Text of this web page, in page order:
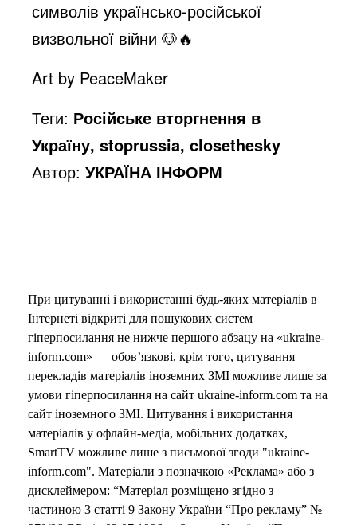
символів українсько-російської
визвольної війни 🐶🔥
Art by PeaceMaker
Теги: Російське вторгнення в
Україну, stoprussia, closethesky
Автор:УКРАЇНА ІНФОРМ
При цитуванні і використанні будь-яких матеріалів в
Інтернеті відкриті для пошукових систем
гіперпосилання не нижче першого абзацу на «ukraine-
inform.com» — обов’язкові, крім того, цитування
перекладів матеріалів іноземних ЗМІ можливе лише за
умови гіперпосилання на сайт ukraine-inform.com та на
сайт іноземного ЗМІ. Цитування і використання
матеріалів у офлайн-медіа, мобільних додатках,
SmartTV можливе лише з письмової згоди "ukraine-
inform.com". Матеріали з позначкою «Реклама» або з
дисклеймером: “Матеріал розміщено згідно з
частиною 3 статті 9 Закону України “Про рекламу” №